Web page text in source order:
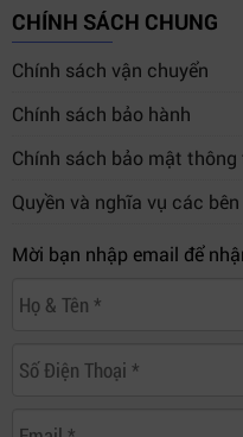
CHÍNH SÁCH CHUNG
Chính sách vận chuyển
Chính sách bảo hành
Chính sách bảo mật thông
Quyền và nghĩa vụ các bên
Mời bạn nhập email để